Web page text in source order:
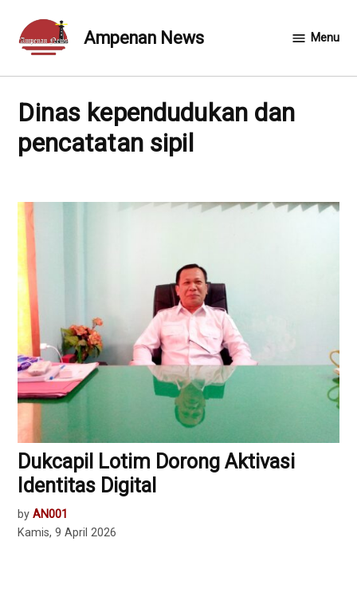
content
Ampenan News Menu
Dinas kependudukan dan
pencatatan sipil
Dukcapil Lotim Dorong Aktivasi
Identitas Digital
by AN001
Kamis, 9 April 2026